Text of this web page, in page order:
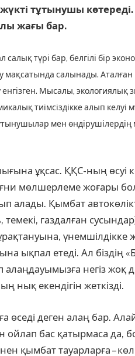
тұтынушы
жағы бар.
түрі бар, белгілі бір
мақсатын­да салынады. Аталған
Мысалы, экологиялық
тиімсіздікке алып келуі
мен өндірушілердің
ұқсас. ҚҚС-ның өсуі
мөлшерлеме жоғары
алады. Қымбат
газ­дал­ған
үнем­шілдікке
ықпал етеді. Ал біздің
алаңдауымыз­ға негіз жоқ
нық екендігін жеткізді.
өседі деген алаң бар.
ойлап бас қатырмаса да,
қымбат тауар­лар­ға –